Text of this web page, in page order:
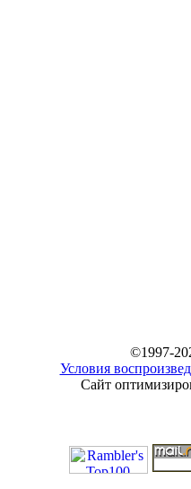
©1997-
Условия
Сайт